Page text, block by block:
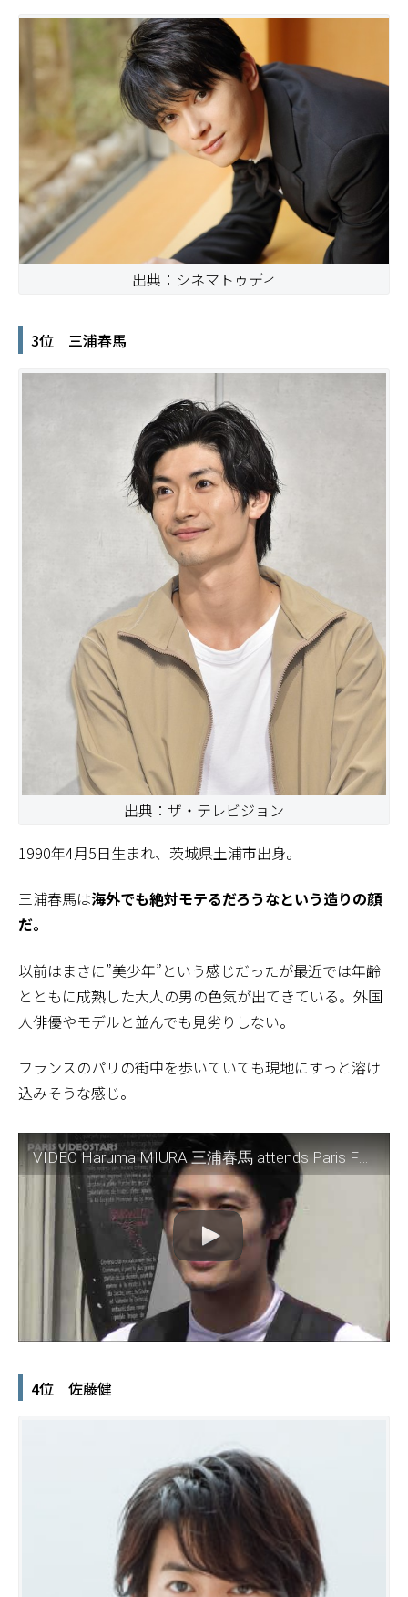
出典：シネマトゥディ
3位 三浦春馬
出典：ザ・テレビジョン
1990年4月5日生まれ、茨城県土浦市出身。
三浦春馬は海外でも絶対モテるだろうなという造りの顔
だ。
以前はまさに”美少年”という感じだったが最近では年齢
とともに成熟した大人の男の色気が出てきている。外国
人俳優やモデルと並んでも見劣りしない。
フランスのパリの街中を歩いていても現地にすっと溶け
込みそうな感じ。
VIDEO Haruma MIURA 三浦春馬 attends Paris Fashion Week 23 june 2019 show Paul Smith
4位 佐藤健